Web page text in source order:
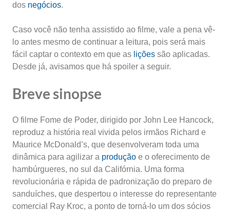
dos negócios.
Caso você não tenha assistido ao filme, vale a pena vê-
lo antes mesmo de continuar a leitura, pois será mais
fácil captar o contexto em que as lições são aplicadas.
Desde já, avisamos que há spoiler a seguir.
Breve sinopse
O filme Fome de Poder, dirigido por John Lee Hancock,
reproduz a história real vivida pelos irmãos Richard e
Maurice McDonald’s, que desenvolveram toda uma
dinâmica para agilizar a produção e o oferecimento de
hambúrgueres, no sul da Califórnia. Uma forma
revolucionária e rápida de padronização do preparo de
sanduíches, que despertou o interesse do representante
comercial Ray Kroc, a ponto de torná-lo um dos sócios